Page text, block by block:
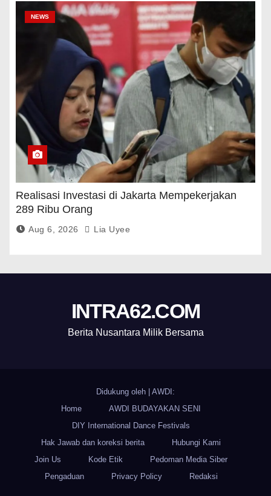
NEWS
Realisasi Investasi di Jakarta Mempekerjakan
289 Ribu Orang
Aug 6, 2026 Lia Uyee
INTRA62.COM
Berita Nusantara Milik Bersama
Didukung oleh
AWDI:
Home
AWDI BUDAYAKAN SENI
DIY International Dance Festivals
Hak Jawab dan koreksi berita
Hubungi Kami
Join Us
Kode Etik
Pedoman Media Siber
Pengaduan
Privacy Policy Redaksi